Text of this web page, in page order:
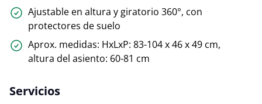
Ajustable en altura y giratorio 360°, con
protectores de suelo
Aprox. medidas: HxLxP: 83-104 x 46 x 49 cm,
altura del asiento: 60-81 cm
Servicios